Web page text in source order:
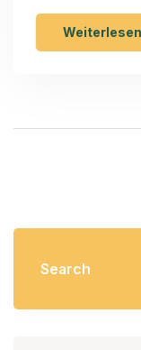
funktionieren -
Weiterlesen